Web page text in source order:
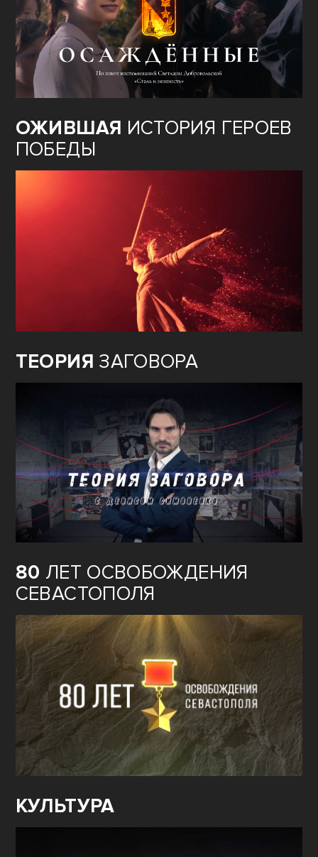
ОЖИВШАЯ ИСТОРИЯ ГЕРОЕВ
ПОБЕДЫ
ТЕОРИЯ ЗАГОВОРА
80 ЛЕТ ОСВОБОЖДЕНИЯ
СЕВАСТОПОЛЯ
КУЛЬТУРА